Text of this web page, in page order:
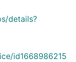
details?
id1668986215